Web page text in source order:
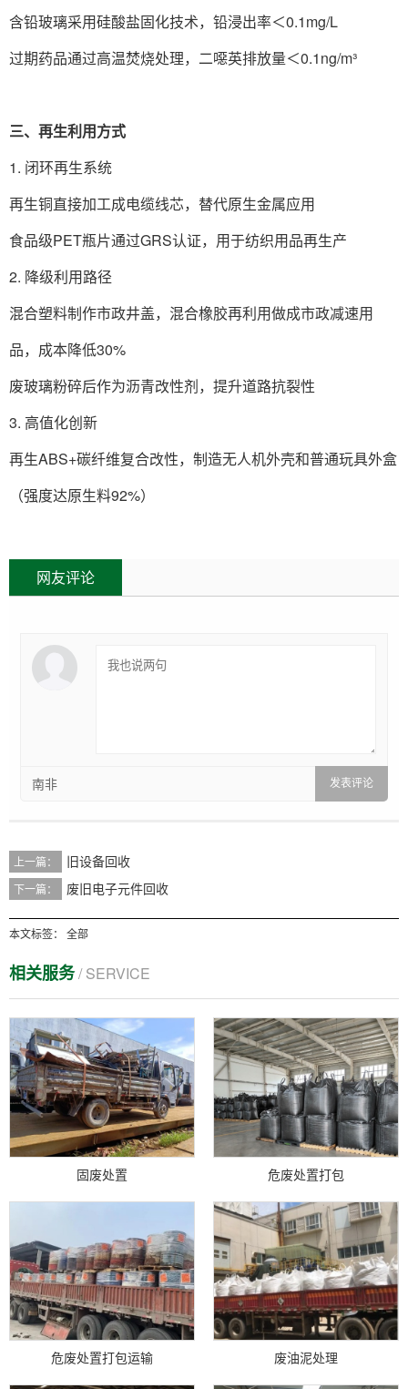
含铅玻璃采用硅酸盐固化技术，铅浸出率＜0.1mg/L‌
过期药品通过高温焚烧处理，二噁英排放量＜0.1ng/m³‌
三、再生利用方式
1. 闭环再生系统‌
再生铜直接加工成电缆线芯，替代原生金属应用‌
食品级PET瓶片通过GRS认证，用于纺织用品再生产‌
2. 降级利用路径‌
混合塑料制作市政井盖，混合橡胶再利用做成市政减速用
品，成本降低30%‌
废玻璃粉碎后作为沥青改性剂，提升道路抗裂性‌
3. 高值化创新
再生ABS+碳纤维复合改性，制造无人机外壳和普通玩具外盒
（强度达原生料92%）‌
网友评论
南非
上一篇： 旧设备回收
下一篇： 废旧电子元件回收
本文标签： 全部
相关服务/ SERVICE
固废处置 危废处置打包
危废处置打包运输 废油泥处理